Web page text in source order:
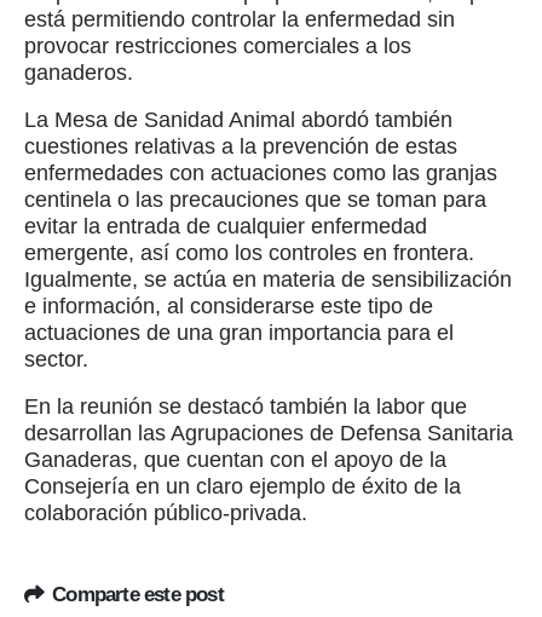
está permitiendo controlar la enfermedad sin
provocar restricciones comerciales a los
ganaderos.
La Mesa de Sanidad Animal abordó también
cuestiones relativas a la prevención de estas
enfermedades con actuaciones como las granjas
centinela o las precauciones que se toman para
evitar la entrada de cualquier enfermedad
emergente, así como los controles en frontera.
Igualmente, se actúa en materia de sensibilización
e información, al considerarse este tipo de
actuaciones de una gran importancia para el
sector.
En la reunión se destacó también la labor que
desarrollan las Agrupaciones de Defensa Sanitaria
Ganaderas, que cuentan con el apoyo de la
Consejería en un claro ejemplo de éxito de la
colaboración público-privada.
Comparte este post